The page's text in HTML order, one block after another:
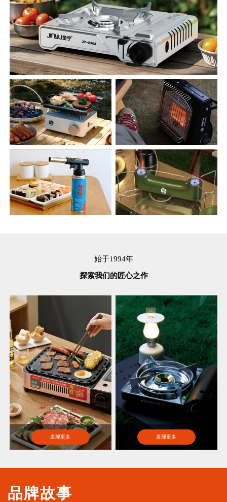
始于1994年
探索我们的匠心之作
发现更多 发现更多
品牌故事